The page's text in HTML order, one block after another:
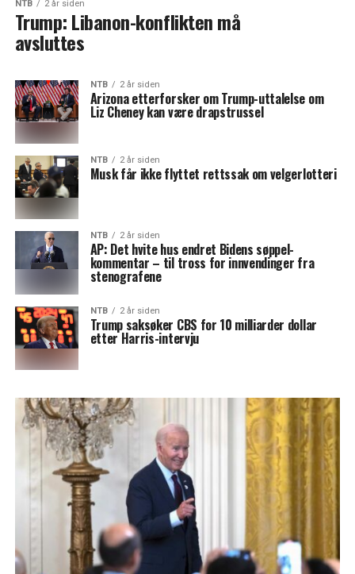
NTB 2 år siden
Trump: Libanon-konflikten må
avsluttes
NTB 2 år siden
Arizona etterforsker om Trump-uttalelse om
Liz Cheney kan være drapstrussel
NTB 2 år siden
Musk får ikke flyttet rettssak om velgerlotteri
NTB 2 år siden
AP: Det hvite hus endret Bidens søppel-
kommentar – til tross for innvendinger fra
stenografene
NTB 2 år siden
Trump saksøker CBS for 10 milliarder dollar
etter Harris-intervju